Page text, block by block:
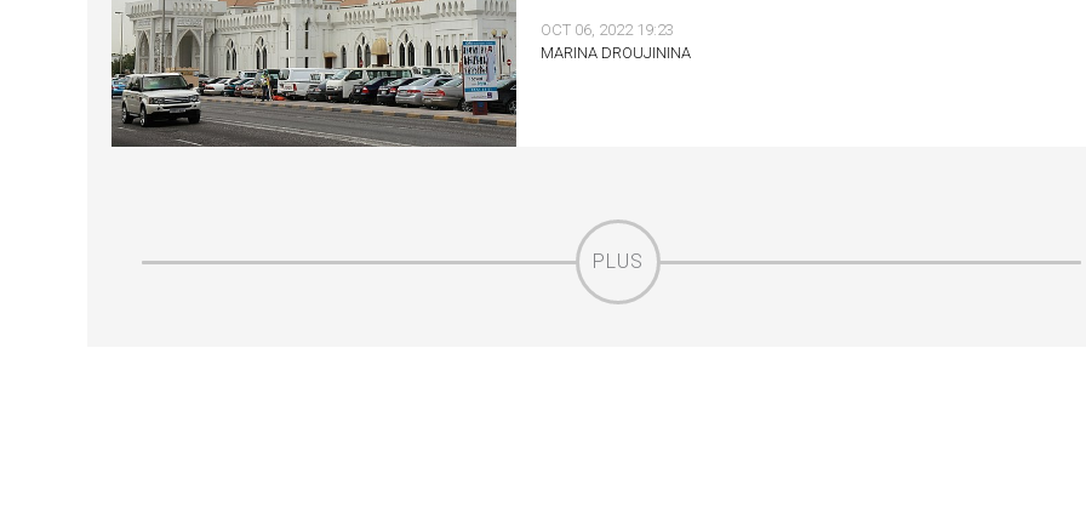
OCT 06, 2022 19:23
MARINA DROUJININA
PLUS